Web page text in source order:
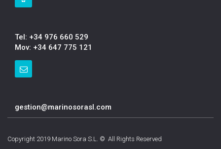
Tel: +34 976 660 529
Mov: +34 647 775 121
gestion@marinosorasl.com
Copyright 2019 Marino Sora S.L. © All Rights Reserved